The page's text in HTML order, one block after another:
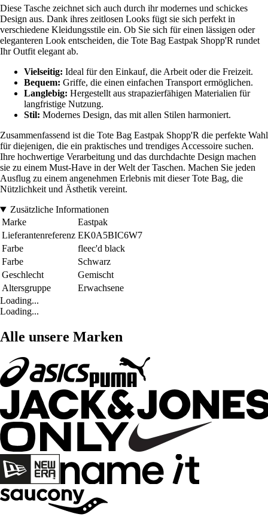
Diese Tasche zeichnet sich auch durch ihr modernes und schickes
Design aus. Dank ihres zeitlosen Looks fügt sie sich perfekt in
verschiedene Kleidungsstile ein. Ob Sie sich für einen lässigen oder
eleganteren Look entscheiden, die Tote Bag Eastpak Shopp'R rundet
Ihr Outfit elegant ab.
Vielseitig: Ideal für den Einkauf, die Arbeit oder die Freizeit.
Bequem: Griffe, die einen einfachen Transport ermöglichen.
Langlebig: Hergestellt aus strapazierfähigen Materialien für
langfristige Nutzung.
Stil: Modernes Design, das mit allen Stilen harmoniert.
Zusammenfassend ist die Tote Bag Eastpak Shopp'R die perfekte Wahl
für diejenigen, die ein praktisches und trendiges Accessoire suchen.
Ihre hochwertige Verarbeitung und das durchdachte Design machen
sie zu einem Must-Have in der Welt der Taschen. Machen Sie jeden
Ausflug zu einem angenehmen Erlebnis mit dieser Tote Bag, die
Nützlichkeit und Ästhetik vereint.
Zusätzliche Informationen
Marke
Eastpak
Lieferantenreferenz EK0A5BIC6W7
Farbe
fleec'd black
Farbe
Schwarz
Geschlecht
Gemischt
Altersgruppe
Erwachsene
Loading...
Loading...
Alle unsere Marken